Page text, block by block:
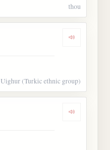
thou
Dengarkan
Uighur (Turkic ethnic group)
Dengarkan